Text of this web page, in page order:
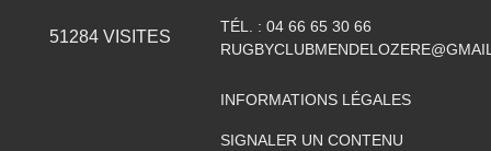
51284VISITES
TÉL. : 04 66 65 30 66
INFORMATIONS LÉGALES
SIGNALER UN CONTENU